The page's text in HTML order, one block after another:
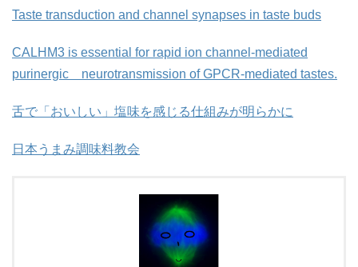
Taste transduction and channel synapses in taste buds
CALHM3 is essential for rapid ion channel-mediated
purinergic neurotransmission of GPCR-mediated tastes.
舌で「おいしい」塩味を感じる仕組みが明らかに
日本うまみ調味料教会